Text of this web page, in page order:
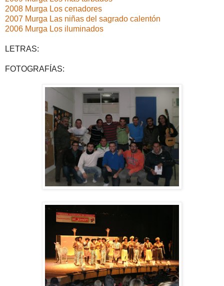
2008 Murga Los cenadores
2007 Murga Las niñas del sagrado calentón
2006 Murga Los iluminados
LETRAS:
FOTOGRAFÍAS: